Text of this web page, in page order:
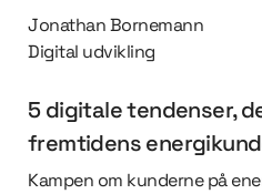
Jonathan Bornemann
Digital udvikling
5 digitale tendenser,
fremtidens
Kampen om kunderne på